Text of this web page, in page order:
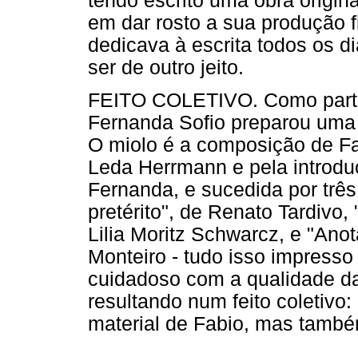
em dar rosto a sua produção
dedicava à escrita todos os
ser de outro jeito.
FEITO COLETIVO. Como
Fernanda Sofio preparou
O miolo é a composição de
Leda Herrmann e pela
Fernanda, e sucedida por
pretérito", de Renato
Lilia Moritz Schwarcz, e
Monteiro - tudo isso
cuidadoso com a qualidade
resultando num feito
material de Fabio, mas